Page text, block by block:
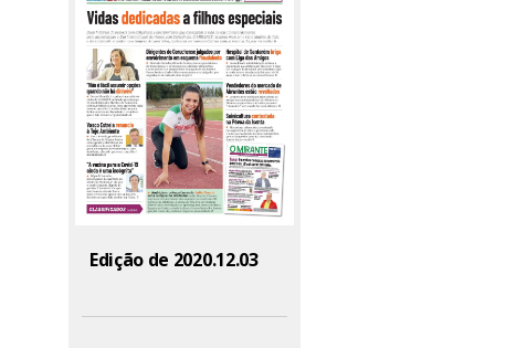
Edição de 2020.12.03